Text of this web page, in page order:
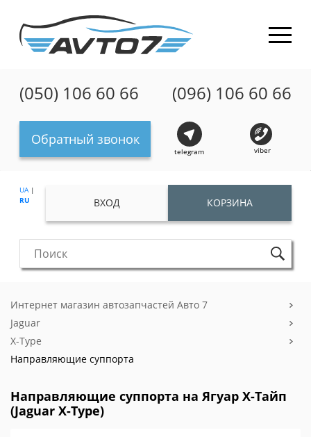
(050) 106 60 66 (096) 106 60 66
Обратный звонок
telegram viber
UA|
RU
ВХОД КОРЗИНА
Интернет магазин автозапчастей Авто 7
Jaguar
X-Type
Направляющие суппорта
Направляющие суппорта на Ягуар Х-Тайп
(Jaguar X-Type)